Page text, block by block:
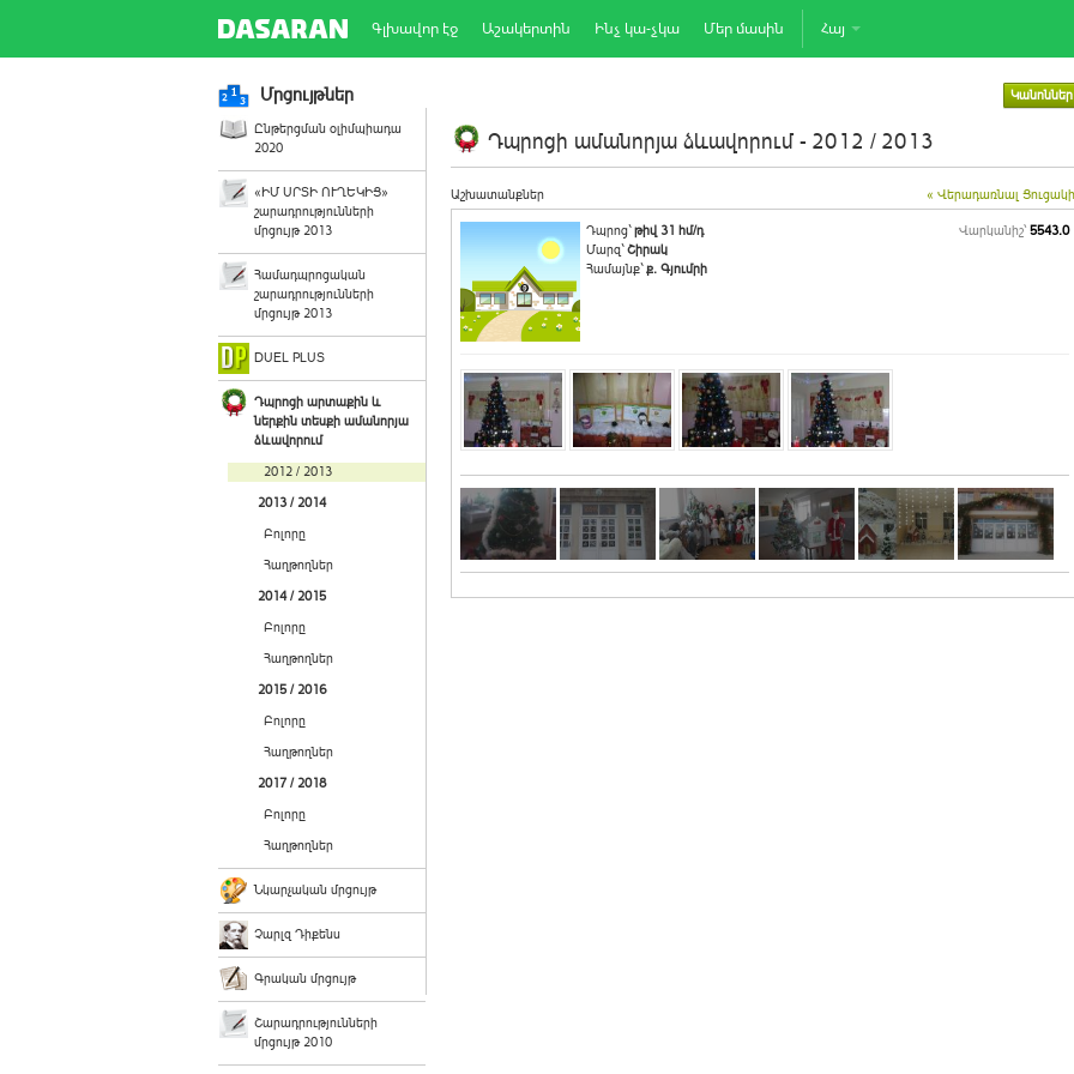
Գլխավոր էջ Աշակերտին Ինչ կա-չկա Մեր մասին Հայ
Մրցույթներ Կանոններ
Ընթերցման օլիմպիադա
2020
«ԻՄ ՍՐՏԻ ՈՒՂԵԿԻՑ»
շարադրությունների
մրցույթ 2013
Համադպրոցական
շարադրությունների
մրցույթ 2013
DUEL PLUS
Դպրոցի արտաքին և
ներքին տեսքի ամանորյա
ձևավորում
2012 / 2013
2013 / 2014
Բոլորը
Հաղթողներ
2014 / 2015
Բոլորը
Հաղթողներ
2015 / 2016
Բոլորը
Հաղթողներ
2017 / 2018
Բոլորը
Հաղթողներ
Նկարչական մրցույթ
Չարլզ Դիքենս
Գրական մրցույթ
Շարադրությունների
մրցույթ 2010
Դպրոցի ամանորյա ձևավորում - 2012 / 2013
Աշխատանքներ « Վերադառնալ
Դպրոց`թիվ 31 հմ/դ
Մարզ`Շիրակ
Համայնք`ք. Գյումրի
Վարկանիշ՝ 5543.0